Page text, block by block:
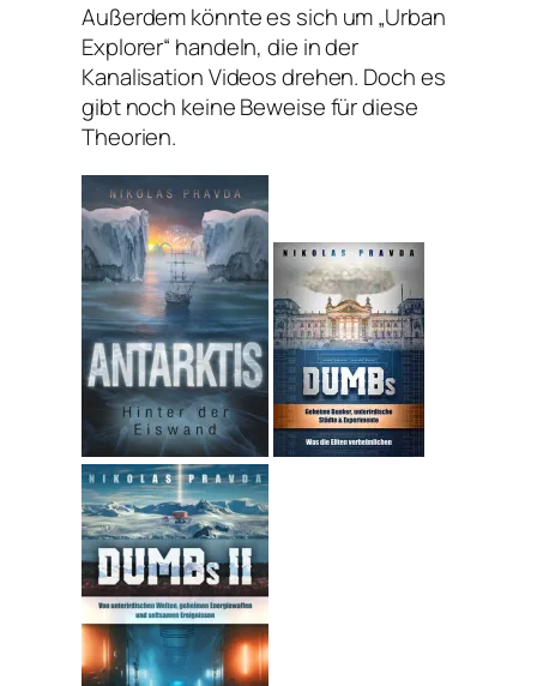
Außerdem könnte es sich um „Urban
Explorer“ handeln, die in der
Kanalisation Videos drehen. Doch es
gibt noch keine Beweise für diese
Theorien.